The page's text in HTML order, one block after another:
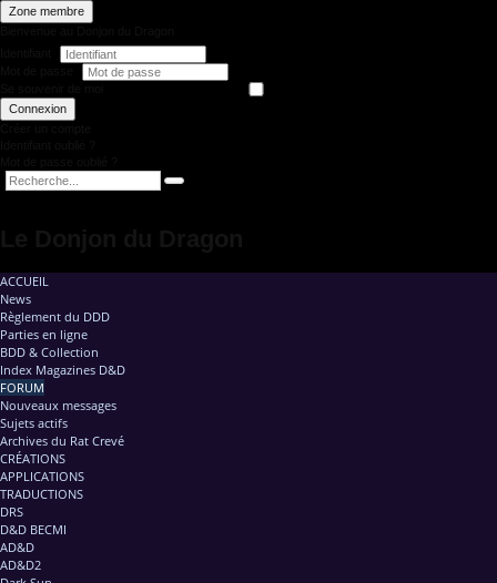
Zone membre
Connexion
ACCUEIL
News
Règlement du DDD
Parties en ligne
BDD & Collection
Index Magazines D&D
FORUM
Nouveaux messages
Sujets actifs
Archives du Rat Crevé
CRÉATIONS
APPLICATIONS
TRADUCTIONS
DRS
D&D BECMI
AD&D
AD&D2